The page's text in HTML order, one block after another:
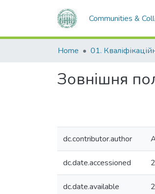
Communities &
Home
Зовнішня
dc.contributor.author
dc.date.accessioned
dc.date.available